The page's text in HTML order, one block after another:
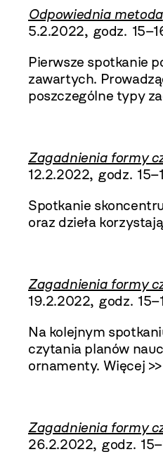
Odpowiednia metoda
5.2.2022, godz.
Pierwsze spotkanie
zawartych.
poszczególne typy
Zagadnienia formy
12.2.2022, godz.
Spotkanie
oraz dzieła
Zagadnienia formy
19.2.2022, godz.
Na kolejnym
czytania planów
ornamenty. Więcej >>
Zagadnienia formy
26.2.2022, godz.